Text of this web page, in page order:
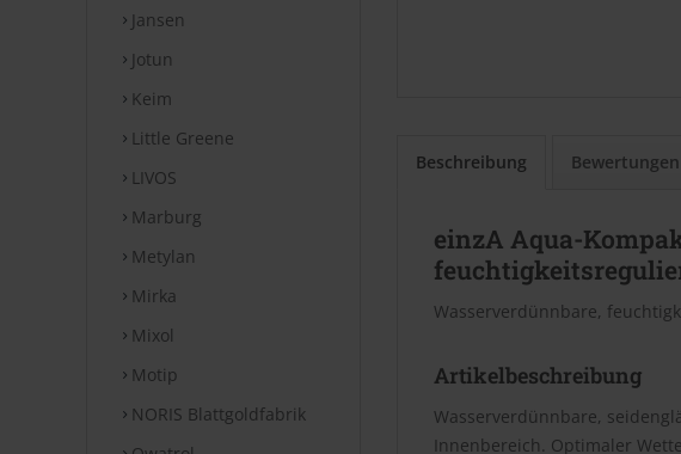
Jansen
Jotun
Keim
Little Greene
LIVOS
Marburg
Metylan
Mirka
Mixol
Motip
NORIS Blattgoldfabrik
Beschreibung Bewertungen
einzA Aqua-
Wasserverdünnbare,
Artikelbeschreibung
Wasserverdünnbare,
Innenbereich. Optimaler